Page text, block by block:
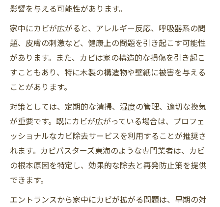
影響を与える可能性があります。
家中にカビが広がると、アレルギー反応、呼吸器系の問
題、皮膚の刺激など、健康上の問題を引き起こす可能性
があります。また、カビは家の構造的な損傷を引き起こ
すこともあり、特に木製の構造物や壁紙に被害を与える
ことがあります。
対策としては、定期的な清掃、湿度の管理、適切な換気
が重要です。既にカビが広がっている場合は、プロフェ
ッショナルなカビ除去サービスを利用することが推奨さ
れます。カビバスターズ東海のような専門業者は、カビ
の根本原因を特定し、効果的な除去と再発防止策を提供
できます。
エントランスから家中にカビが拡がる問題は、早期の対